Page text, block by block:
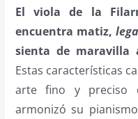
El viola de la
encuentra matiz,
sienta de maravilla
Estas características
arte fino y preciso
armonizó su